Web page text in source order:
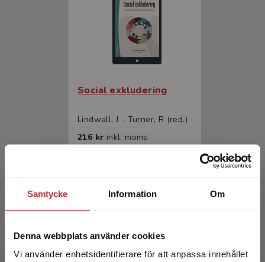
Samtycke Information Om
Denna webbplats använder cookies
Vi använder enhetsidentifierare för att anpassa innehållet
Social exkludering
Lindwall, J - Turner, R (red.)
216 kr inkl. moms